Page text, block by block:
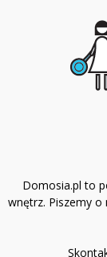
Domosia.pl to
wnętrz. Piszemy